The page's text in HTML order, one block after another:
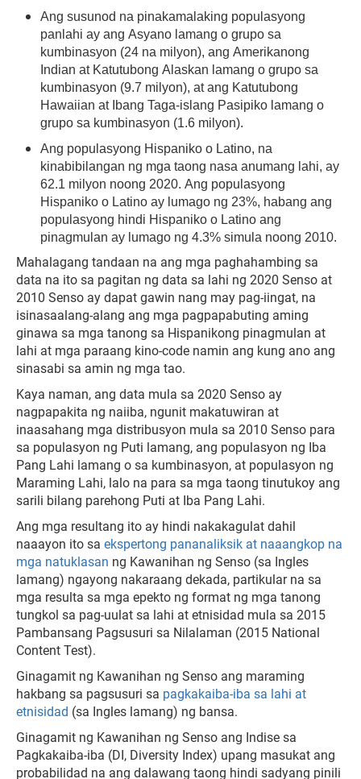
Ang susunod na pinakamalaking populasyong
panlahi ay ang Asyano lamang o grupo sa
kumbinasyon (24 na milyon), ang Amerikanong
Indian at Katutubong Alaskan lamang o grupo sa
kumbinasyon (9.7 milyon), at ang Katutubong
Hawaiian at Ibang Taga-islang Pasipiko lamang o
grupo sa kumbinasyon (1.6 milyon).
Ang populasyong Hispaniko o Latino, na
kinabibilangan ng mga taong nasa anumang lahi, ay
62.1 milyon noong 2020. Ang populasyong
Hispaniko o Latino ay lumago ng 23%, habang ang
populasyong hindi Hispaniko o Latino ang
pinagmulan ay lumago ng 4.3% simula noong 2010.
Mahalagang tandaan na ang mga paghahambing sa
data na ito sa pagitan ng data sa lahi ng 2020 Senso at
2010 Senso ay dapat gawin nang may pag-iingat, na
isinasaalang-alang ang mga pagpapabuting aming
ginawa sa mga tanong sa Hispanikong pinagmulan at
lahi at mga paraang kino-code namin ang kung ano ang
sinasabi sa amin ng mga tao.
Kaya naman, ang data mula sa 2020 Senso ay
nagpapakita ng naiiba, ngunit makatuwiran at
inaasahang mga distribusyon mula sa 2010 Senso para
sa populasyon ng Puti lamang, ang populasyon ng Iba
Pang Lahi lamang o sa kumbinasyon, at populasyon ng
Maraming Lahi, lalo na para sa mga taong tinutukoy ang
sarili bilang parehong Puti at Iba Pang Lahi.
Ang mga resultang ito ay hindi nakakagulat dahil
naaayon ito sa ekspertong pananaliksik at naaangkop na
mga natuklasan ng Kawanihan ng Senso (sa Ingles
lamang) ngayong nakaraang dekada, partikular na sa
mga resulta sa mga epekto ng format ng mga tanong
tungkol sa pag-uulat sa lahi at etnisidad mula sa 2015
Pambansang Pagsusuri sa Nilalaman (2015 National
Content Test).
Ginagamit ng Kawanihan ng Senso ang maraming
hakbang sa pagsusuri sa pagkakaiba-iba sa lahi at
etnisidad (sa Ingles lamang) ng bansa.
Ginagamit ng Kawanihan ng Senso ang Indise sa
Pagkakaiba-iba (DI, Diversity Index) upang masukat ang
probabilidad na ang dalawang taong hindi sadyang pinili